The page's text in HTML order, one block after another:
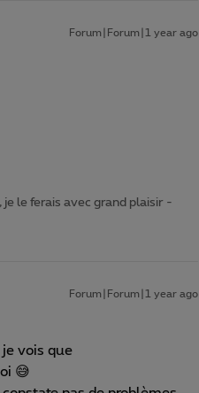
Forum|Forum|1 year ago
le ferais avec grand plaisir -
Forum|Forum|1 year ago
vois que
😅